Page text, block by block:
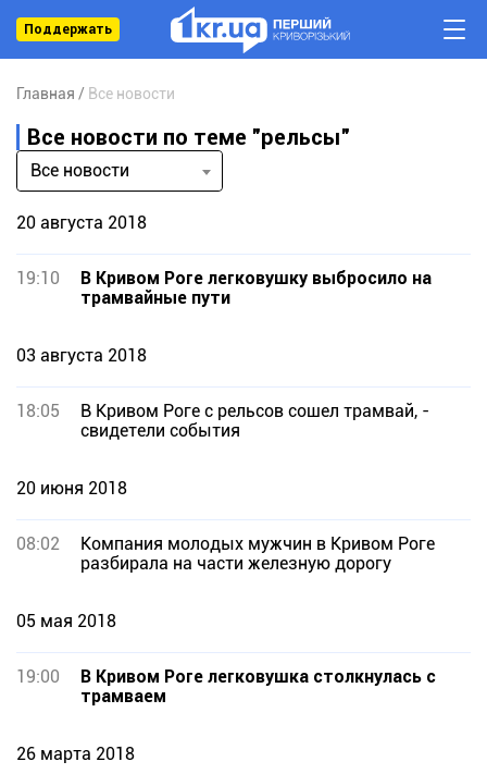
Поддержать
Главная Все новости
Все новости по теме "рельсы"
Все новости
20 августа 2018
19:10
В Кривом Роге легковушку выбросило на
трамвайные пути
03 августа 2018
18:05
В Кривом Роге с рельсов сошел трамвай, -
свидетели события
20 июня 2018
08:02
Компания молодых мужчин в Кривом Роге
разбирала на части железную дорогу
05 мая 2018
19:00
В Кривом Роге легковушка столкнулась с
трамваем
26 марта 2018